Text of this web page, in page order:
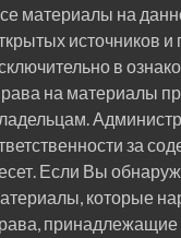
материалы на
источников
в
на материалы
за
Если Вы
которые